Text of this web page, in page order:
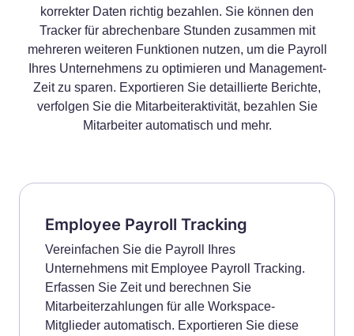
korrekter Daten richtig bezahlen. Sie können den
Tracker für abrechenbare Stunden zusammen mit
mehreren weiteren Funktionen nutzen, um die Payroll
Ihres Unternehmens zu optimieren und Management-
Zeit zu sparen. Exportieren Sie detaillierte Berichte,
verfolgen Sie die Mitarbeiteraktivität, bezahlen Sie
Mitarbeiter automatisch und mehr.
Employee Payroll Tracking
Vereinfachen Sie die Payroll Ihres
Unternehmens mit Employee Payroll Tracking.
Erfassen Sie Zeit und berechnen Sie
Mitarbeiterzahlungen für alle Workspace-
Mitglieder automatisch. Exportieren Sie diese